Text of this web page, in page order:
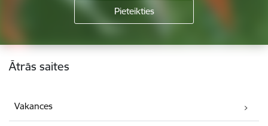
Kājene
Ātrās saites
Vakances